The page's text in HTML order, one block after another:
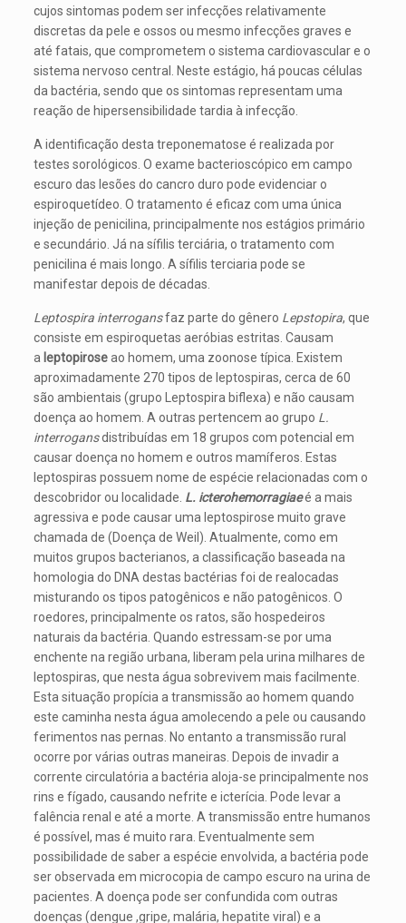
cujos sintomas podem ser infecções relativamente
discretas da pele e ossos ou mesmo infecções graves e
até fatais, que comprometem o sistema cardiovascular e o
sistema nervoso central. Neste estágio, há poucas células
da bactéria, sendo que os sintomas representam uma
reação de hipersensibilidade tardia à infecção.
A identificação desta treponematose é realizada por
testes sorológicos. O exame bacterioscópico em campo
escuro das lesões do cancro duro pode evidenciar o
espiroquetídeo. O tratamento é eficaz com uma única
injeção de penicilina, principalmente nos estágios primário
e secundário. Já na sífilis terciária, o tratamento com
penicilina é mais longo. A sífilis terciaria pode se
manifestar depois de décadas.
Leptospira interrogansfaz parte do gênero Lepstopira, que
consiste em espiroquetas aeróbias estritas. Causam
a leptopiroseao homem, uma zoonose típica. Existem
aproximadamente 270 tipos de leptospiras, cerca de 60
são ambientais (grupo Leptospira biflexa) e não causam
doença ao homem. A outras pertencem ao grupo L.
interrogansdistribuídas em 18 grupos com potencial em
causar doença no homem e outros mamíferos. Estas
leptospiras possuem nome de espécie relacionadas com o
descobridor ou localidade. L. icterohemorragiaeé a mais
agressiva e pode causar uma leptospirose muito grave
chamada de (Doença de Weil). Atualmente, como em
muitos grupos bacterianos, a classificação baseada na
homologia do DNA destas bactérias foi de realocadas
misturando os tipos patogênicos e não patogênicos. O
roedores, principalmente os ratos, são hospedeiros
naturais da bactéria. Quando estressam-se por uma
enchente na região urbana, liberam pela urina milhares de
leptospiras, que nesta água sobrevivem mais facilmente.
Esta situação propícia a transmissão ao homem quando
este caminha nesta água amolecendo a pele ou causando
ferimentos nas pernas. No entanto a transmissão rural
ocorre por várias outras maneiras. Depois de invadir a
corrente circulatória a bactéria aloja-se principalmente nos
rins e fígado, causando nefrite e icterícia. Pode levar a
falência renal e até a morte. A transmissão entre humanos
é possível, mas é muito rara. Eventualmente sem
possibilidade de saber a espécie envolvida, a bactéria pode
ser observada em microcopia de campo escuro na urina de
pacientes. A doença pode ser confundida com outras
doenças (dengue ,gripe, malária, hepatite viral) e a